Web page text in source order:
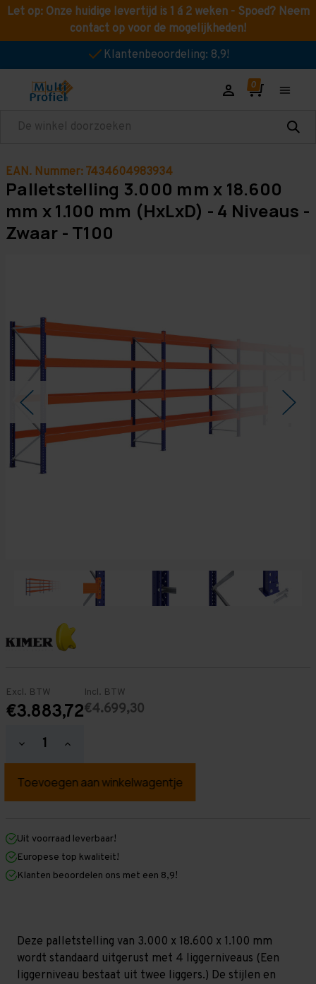
Let op: Onze huidige levertijd is 1 á 2 weken - Spoed? Neem
contact op voor de mogelijkheden!
Klantenbeoordeling: 8,9!
Zoeken
EAN. Nummer: 7434604983934
Palletstelling 3.000 mm x 18.600
mm x 1.100 mm (HxLxD) - 4 Niveaus -
Zwaar - T100
Excl. BTW
€3.883,72
Incl. BTW
€4.699,30
Hoeveelheid
verlagen
Palletstelling
mm
mm
x
1.100
mm
Zwaar
-
T100
Hoeveelheid
verhogen
Palletstelling
mm
mm
1.100
mm
Zwaar
-
T100
Uit voorraad leverbaar!
Europese top kwaliteit!
Klanten beoordelen ons met een 8,9!
Deze palletstelling van 3.000 x 18.600 x 1.100 mm
wordt standaard uitgerust met 4 liggerniveaus (Een
liggerniveau bestaat uit twee liggers.) De stijlen en